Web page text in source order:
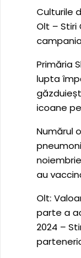
Culturile
Olt – Stiri
Primăria
lupta
icoane
Numărul
au
Olt:
parte a
2024 –